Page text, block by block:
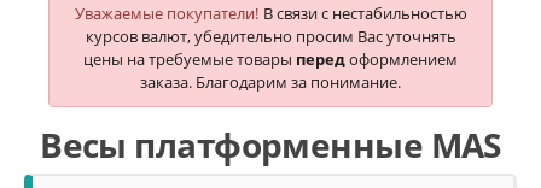
Уважаемые покупатели! В связи с нестабильностью
курсов валют, убедительно просим Вас уточнять
цены на требуемые товары передоформлением
заказа. Благодарим за понимание.
Весы платформенные MAS